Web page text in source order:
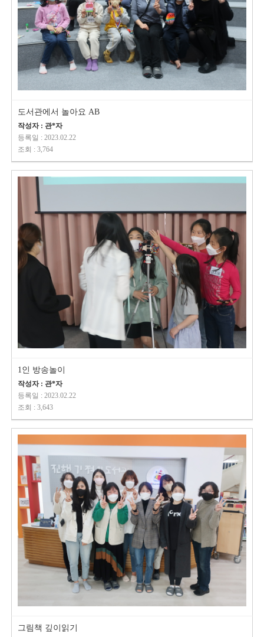
도서관에서 놀아요 AB
작성자 : 관*자
등록일 : 2023.02.22
조회 : 3,764
1인 방송놀이
작성자 : 관*자
등록일 : 2023.02.22
조회 : 3,643
그림책 깊이읽기